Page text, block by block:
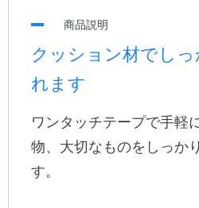
法人のお
OEMご希望
商品説明
クッション材でし
れます
ワンタッチテープで手軽
物、大切なものをしっか
す。